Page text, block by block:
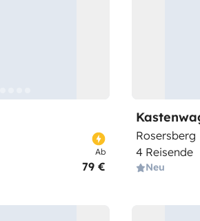
Ab
79 €
Rosersberg
4 Reisende
Neu